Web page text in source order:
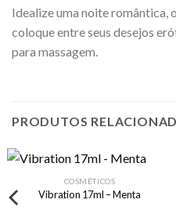
Idealize uma noite romântica,
coloque entre seus desejos
para massagem.
PRODUTOS
COSMÉTICOS
Vibration 17ml – Menta